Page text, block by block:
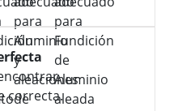
correcta.